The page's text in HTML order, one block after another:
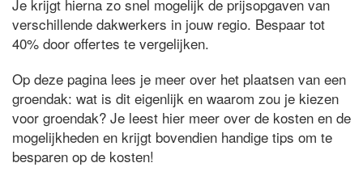
Je krijgt hierna zo snel mogelijk de prijsopgaven van
verschillende dakwerkers in jouw regio. Bespaar tot
40% door offertes te vergelijken.
Op deze pagina lees je meer over het plaatsen van een
groendak: wat is dit eigenlijk en waarom zou je kiezen
voor groendak? Je leest hier meer over de kosten en de
mogelijkheden en krijgt bovendien handige tips om te
besparen op de kosten!